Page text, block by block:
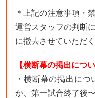
＊上記の注意事項・
運営スタッフの判断
に撤去させていただ
【横断幕の掲出につい
・横断幕の掲出に
か、第一試合終了後